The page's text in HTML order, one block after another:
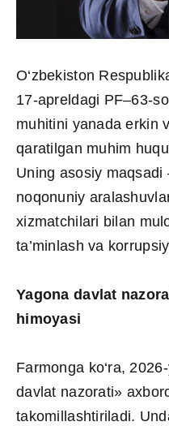
O‘zbekiston
17-apreldagi PF–63-
muhitini yanada erkin
qaratilgan muhim
Uning asosiy
noqonuniy
xizmatchilari bilan
ta’minlash va
Yagona davlat
himoyasi
Farmonga ko‘ra,
davlat nazorati»
takomillashtiriladi.